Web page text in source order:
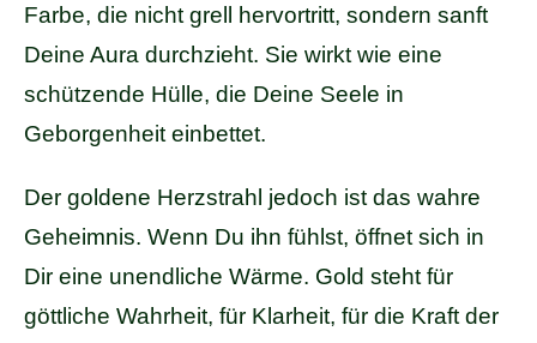
Farbe, die nicht grell hervortritt, sondern sanft
Deine Aura durchzieht. Sie wirkt wie eine
schützende Hülle, die Deine Seele in
Geborgenheit einbettet.
Der goldene Herzstrahl jedoch ist das wahre
Geheimnis. Wenn Du ihn fühlst, öffnet sich in
Dir eine unendliche Wärme. Gold steht für
göttliche Wahrheit, für Klarheit, für die Kraft der